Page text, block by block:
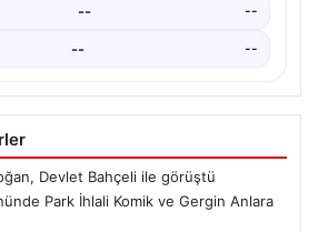
-- --
-- --
Devlet Bahçeli ile görüştü
Park İhlali Komik ve Gergin Anlara